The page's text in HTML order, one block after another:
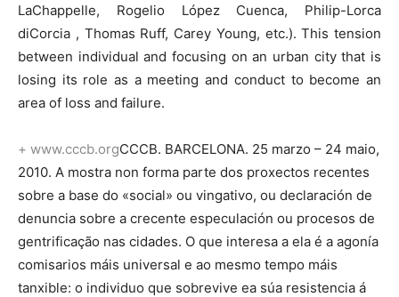
LaChappelle, Rogelio López Cuenca, Philip-Lorca
diCorcia , Thomas Ruff, Carey Young, etc.). This tension
between individual and focusing on an urban city that is
losing its role as a meeting and conduct to become an
area of loss and failure.
+ www.cccb.orgCCCB. BARCELONA. 25 marzo – 24 maio,
2010. A mostra non forma parte dos proxectos recentes
sobre a base do «social» ou vingativo, ou declaración de
denuncia sobre a crecente especulación ou procesos de
gentrificação nas cidades. O que interesa a ela é a agonía
comisarios máis universal e ao mesmo tempo máis
tanxible: o individuo que sobrevive ea súa resistencia á